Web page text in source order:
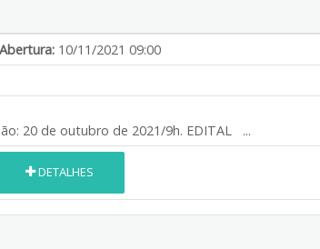
Abertura: 10/11/2021 09:00
20 de outubro de 2021/9h. EDITAL ...
DETALHES